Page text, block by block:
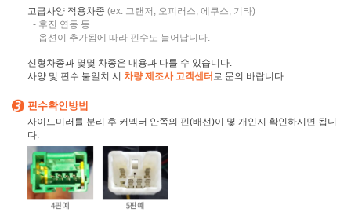
고급사양 적용차종 (ex: 그랜저, 오피러스, 에쿠스, 기타)
- 후진 연동 등
- 옵션이 추가됨에 따라 핀수도 늘어납니다.
신형차종과 몇몇 차종은 내용과 다를 수 있습니다.
사양 및 핀수 불일치 시 차량 제조사 고객센터 로 문의 바랍니다.
핀수확인방법
사이드미러를 분리 후 커넥터 안쪽의 핀(배선)이 몇 개인지 확인하시면 됩니
다.